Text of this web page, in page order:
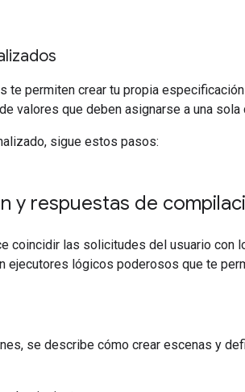
te permiten crear tu propia
valores que deben asignarse a una sola
sigue estos pasos:
y respuestas de
coincidir las solicitudes del usuario
ejecutores lógicos poderosos que te
se describe cómo crear escenas y